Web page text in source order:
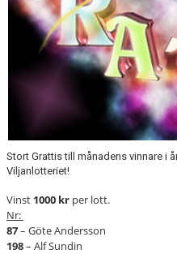
PARTNERSKAP
PARTNERS
Stort Grattis till månadens vinnare i
Viljanlotteriet!
Vinst 1000 kr per lott.
Nr:
87– Göte Andersson
198– Alf Sundin